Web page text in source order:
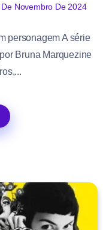
De Novembro De 2024
personagem A série
Bruna Marquezine